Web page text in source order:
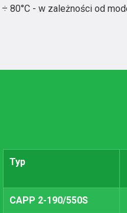
80°C - w zależności od
Typ
CAPP 2-190/550S